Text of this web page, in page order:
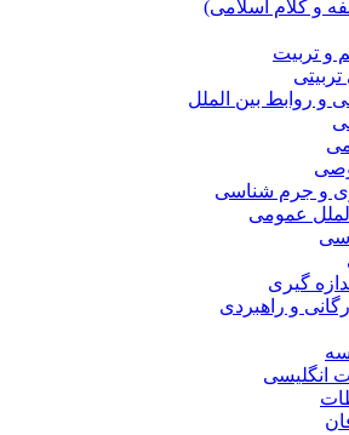
و کلام اسلامی)
و تربیت
و روابط بین الملل
و جرم شناسی
عمومی
گیری
و راهبردی
انگلیسی